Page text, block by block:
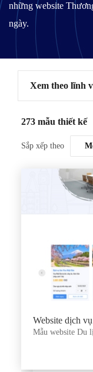
những website
ngày.
Xem theo lĩnh
273 mẫu thiết kế
Sắp xếp theo
Website dịch
Mẫu website Du